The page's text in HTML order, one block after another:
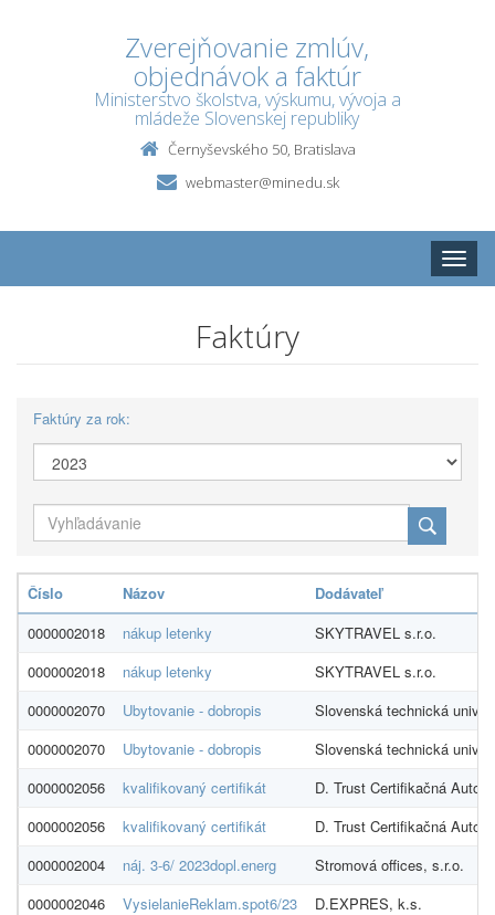
Zverejňovanie zmlúv,
objednávok a faktúr
Ministerstvo školstva, výskumu, vývoja a
mládeže Slovenskej republiky
Černyševského 50, Bratislava
webmaster@minedu.sk
Toggle
Faktúry
Faktúry za rok:
Číslo Názov
Dodávateľ
0000002018
nákup letenky
SKYTRAVEL s.r.o.
0000002018
nákup letenky
SKYTRAVEL s.r.o.
0000002070
Ubytovanie - dobropis
Slovenská technická
0000002070
Ubytovanie - dobropis
Slovenská technická
0000002056
kvalifikovaný certifikát
D. Trust Certifikačná
0000002056
kvalifikovaný certifikát
D. Trust Certifikačná
0000002004
náj. 3-6/ 2023dopl.energ
Stromová offices, s.r.o.
0000002046
VysielanieReklam.spot6/23
D.EXPRES, k.s.